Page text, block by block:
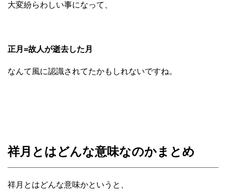
大変紛らわしい事になって、
正月=故人が逝去した月
なんて風に認識されてたかもしれないですね。
祥月とはどんな意味なのかまとめ
祥月とはどんな意味かというと、